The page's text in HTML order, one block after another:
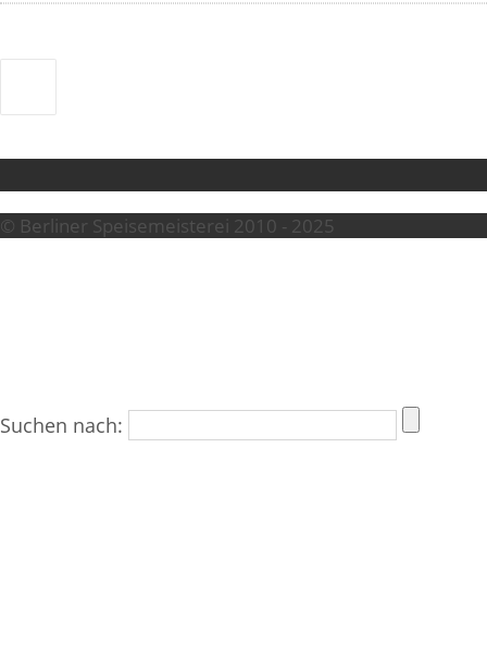
© Berliner Speisemeisterei 2010 - 2025
Suchen nach: